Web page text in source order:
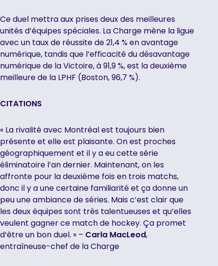
Ce duel mettra aux prises deux des meilleures
unités d’équipes spéciales. La Charge mène la ligue
avec un taux de réussite de 21,4 % en avantage
numérique, tandis que l’efficacité du désavantage
numérique de la Victoire, à 91,9 %, est la deuxième
meilleure de la LPHF (Boston, 96,7 %).
CITATIONS
« La rivalité avec Montréal est toujours bien
présente et elle est plaisante. On est proches
géographiquement et il y a eu cette série
éliminatoire l’an dernier. Maintenant, on les
affronte pour la deuxième fois en trois matchs,
donc il y a une certaine familiarité et ça donne un
peu une ambiance de séries. Mais c’est clair que
les deux équipes sont très talentueuses et qu’elles
veulent gagner ce match de hockey. Ça promet
d’être un bon duel. » – Carla MacLeod,
entraîneuse-chef de la Charge